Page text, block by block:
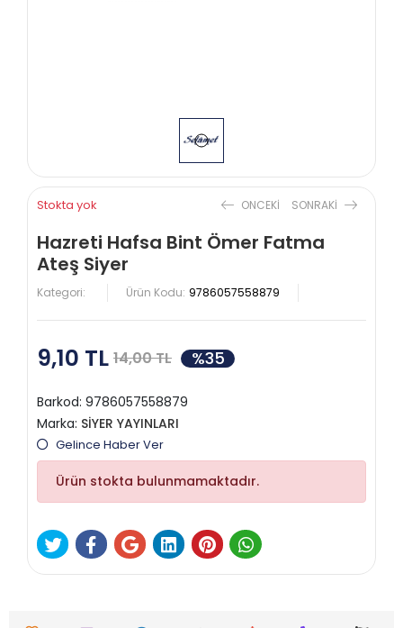
Stokta yok ONCEKI SONRAKI
Hazreti Hafsa Bint Ömer Fatma
Ateş Siyer
Kategori: Ürün Kodu: 9786057558879
9,10 TL 14,00 TL %35
Barkod: 9786057558879
Marka: SİYER YAYINLARI
Gelince Haber Ver
Ürün stokta bulunmamaktadır.